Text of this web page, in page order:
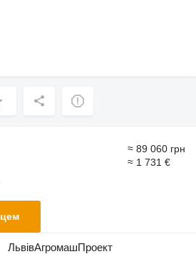
≈ 89 060 грн
≈ 1 731 €
ЛьвівАгромашПроект